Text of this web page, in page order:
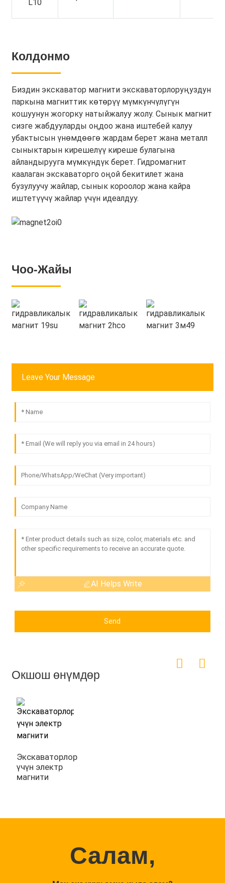
L10
Колдонмо
Биздин экскаватор магнити экскаваторлоруңуздун
паркына магниттик көтөрүү мүмкүнчүлүгүн
кошуунун жогорку натыйжалуу жолу. Сынык магнит
сизге жабдууларды оңдоо жана иштебей калуу
убактысын үнөмдөөгө жардам берет жана металл
сыныктарын кирешелүү киреше булагына
айландырууга мүмкүндүк берет. Гидромагнит
каалаган экскаваторго оңой бекитилет жана
бузулуучу жайлар, сынык короолор жана кайра
иштетүүчү жайлар үчүн идеалдуу.
Чоо-Жайы
Leave Your Message
AI Helps Write
Send
Окшош өнүмдөр
Экскаваторлор
үчүн электр
магнити
Салам,